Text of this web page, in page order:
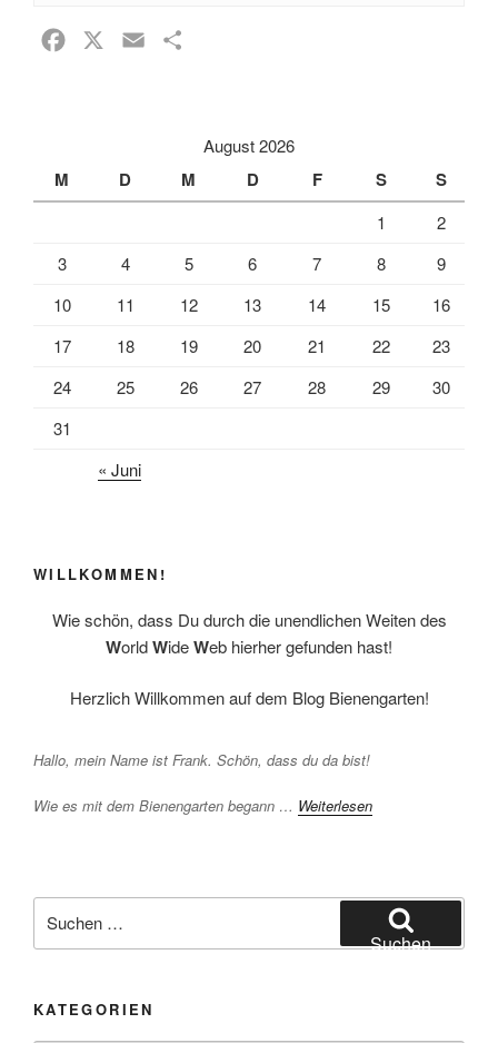
o
n
August 2026
M D M D F S S
1
2
3
4 5 6 7 8
9
10
11 12 13 14 15
16
17
18 19 20 21 22
23
24
25 26 27 28 29
30
31
« Juni
WILLKOMMEN!
Wie schön, dass Du durch die unendlichen Weiten des
WorldWideWeb hierher gefunden hast!
Herzlich Willkommen auf dem Blog Bienengarten!
Hallo, mein Name ist Frank. Schön, dass du da bist!
Wie es mit dem Bienengarten begann … Weiterlesen
nach:
Suchen
KATEGORIEN